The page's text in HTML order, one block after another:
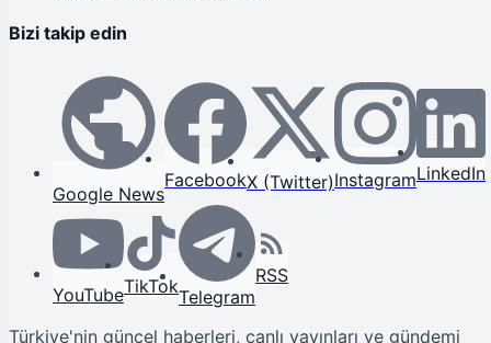
Bizi takip edin
Google News
FacebookX (Twitter)InstagramLinkedIn
YouTubeTikTokTelegram
RSS
Türkiye'nin güncel haberleri, canlı yayınları ve gündemi